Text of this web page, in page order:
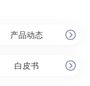
产品动态
白皮书